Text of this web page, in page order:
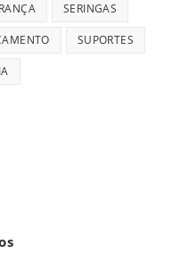
SERINGAS
SUPORTES